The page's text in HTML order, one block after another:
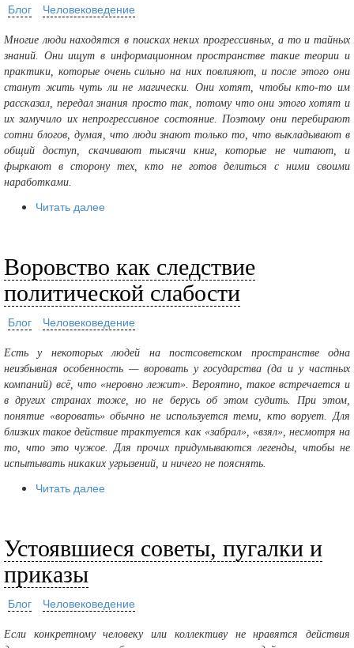
Блог Человековедение
Многие люди находятся в поисках неких прогрессивных, а то и тайных
знаний. Они ищут в информационном пространстве такие теории и
практики, которые очень сильно на них повлияют, и после этого они
станут жить чуть ли не магически. Они хотят, чтобы кто-то им
рассказал, передал знания просто так, потому что они этого хотят и
их замучило их непрогрессивное состояние. Поэтому они перебирают
сотни блогов, думая, что люди знают только то, что выкладывают в
общий доступ, скачивают тысячи книг, которые не читают, и
фыркают в сторону тех, кто не готов делиться с ними своими
наработками.
Читать далее
Воровство как следствие
политической слабости
Блог Человековедение
Есть у некоторых людей на постсоветском пространстве одна
неизбывная особенность — воровать у государства (да и у частных
компаний) всё, что «неровно лежит». Вероятно, такое встречается и
в других странах тоже, но не берусь об этом судить. При этом,
понятие «воровать» обычно не используется теми, кто ворует. Для
близких такое действие трактуется как «забрал», «взял», несмотря на
то, что это чужое. Для прочих придумываются легенды, чтобы не
испытывать никаких угрызений, и ничего не пояснять.
Читать далее
Устоявшиеся советы, пугалки и
приказы
Блог Человековедение
Если конкретному человеку или коллективу не нравятся действия